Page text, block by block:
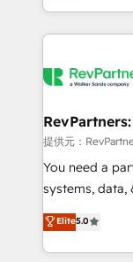
transform brand
service
winning design
marketing
fuel long-term success We
customer
ensure long-
and service to
HubSpot
提供元：
You need a
systems, data,
bridge the gap
combining
solve the right
Elite5.0